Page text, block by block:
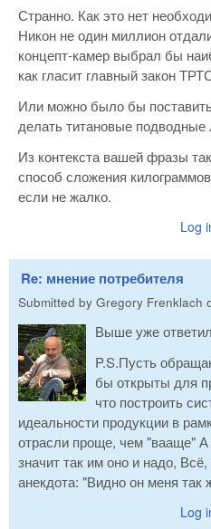
Странно. Как это нет
Никон не один миллион
концепт-камер выбрал бы
как гласит главный закон
Или можно было бы
делать титановые подводные
Из контекста вашей фразы
способ сложения
если не жалко.
Log
Re: мнение потребителя
Submitted by Gregory Frenklach
Выше уже ответил
P.S.Пусть
бы открыты для
что построить
идеальности продукции в
отрасли проще, чем "вааще"
значит так им оно и надо,
анекдота: "Видно он меня так
Log